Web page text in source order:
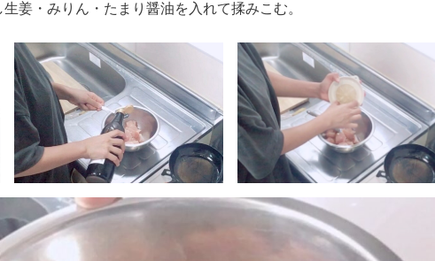
姜・みりん・たまり醤油を入れて揉みこむ。